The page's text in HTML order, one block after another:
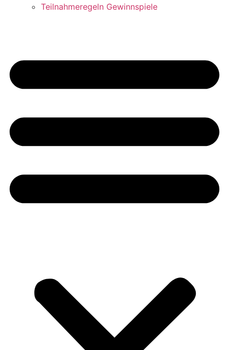
Teilnahmeregeln Gewinnspiele